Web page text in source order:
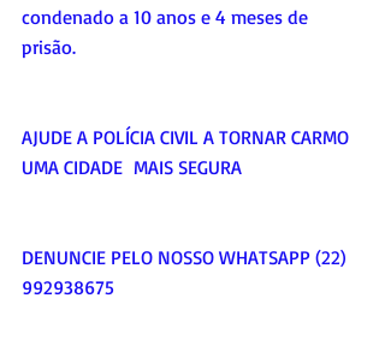
condenado a 10 anos e 4 meses de
prisão.
AJUDE A POLÍCIA CIVIL A TORNAR CARMO
UMA CIDADE  MAIS SEGURA
DENUNCIE PELO NOSSO WHATSAPP (22)
992938675